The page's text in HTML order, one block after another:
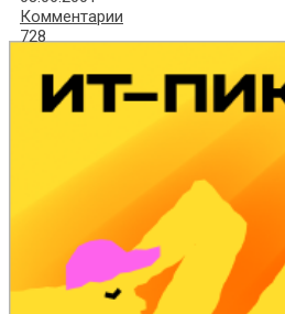
Комментарии
728